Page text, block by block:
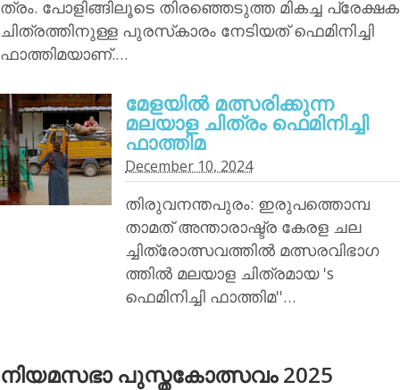
ത്രം. പോളിങ്ങിലൂടെ തിരഞ്ഞെടുത്ത മികച്ച പ്രേക്ഷക
ചിത്രത്തിനുള്ള പുരസ്‌കാരം നേടിയത് ഫെമിനിച്ചി
ഫാത്തിമയാണ്.…
മേളയില്‍ മത്സരിക്കുന്ന
മലയാള ചിത്രം ഫെമിനിച്ചി
ഫാത്തിമ
December 10, 2024
തിരുവനന്തപുരം: ഇരുപത്തൊമ്പ
താമത് അന്താരാഷ്ട്ര കേരള ചല
ച്ചിത്രോത്സവത്തില്‍ മത്സരവിഭാഗ
ത്തില്‍ മലയാള ചിത്രമായ 's
ഫെമിനിച്ചി ഫാത്തിമ''…
നിയമസഭാ പുസ്തകോത്സവം 2025